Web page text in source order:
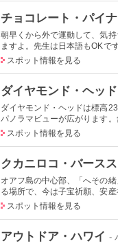
チョコレート・パイ
朝早くから外で運動して、気
ますよ。先生は日本語もOKで
スポット情報を見る
ダイヤモンド・ヘッ
ダイヤモンド・ヘッドは標高
パノラマビューが広がります
スポット情報を見る
クカニロコ・バース
オアフ島の中心部、「へその
る場所で、今は子宝祈願、安
スポット情報を見る
アウトドア・ハワイ -